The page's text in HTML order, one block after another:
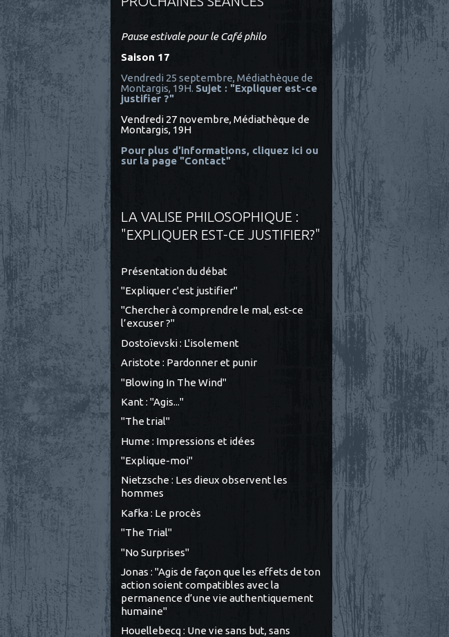
Pause estivale pour le Café philo
Saison 17
Vendredi 25 septembre, Médiathèque de
Montargis, 19H. Sujet : "Expliquer est-ce
justifier ?"
Vendredi 27 novembre, Médiathèque de
Montargis, 19H
Pour plus d'informations, cliquez ici ou
sur la page "Contact"
LA VALISE PHILOSOPHIQUE :
"EXPLIQUER EST-CE JUSTIFIER?"
Présentation du débat
"Expliquer c'est justifier"
"Chercher à comprendre le mal, est-ce
l’excuser ?"
Dostoïevski : L'isolement
Aristote : Pardonner et punir
"Blowing In The Wind"
Kant : "Agis..."
"The trial"
Hume : Impressions et idées
"Explique-moi"
Nietzsche : Les dieux observent les
hommes
Kafka : Le procès
"The Trial"
"No Surprises"
Jonas : "Agis de façon que les effets de ton
action soient compatibles avec la
permanence d’une vie authentiquement
humaine"
Houellebecq : Une vie sans but, sans